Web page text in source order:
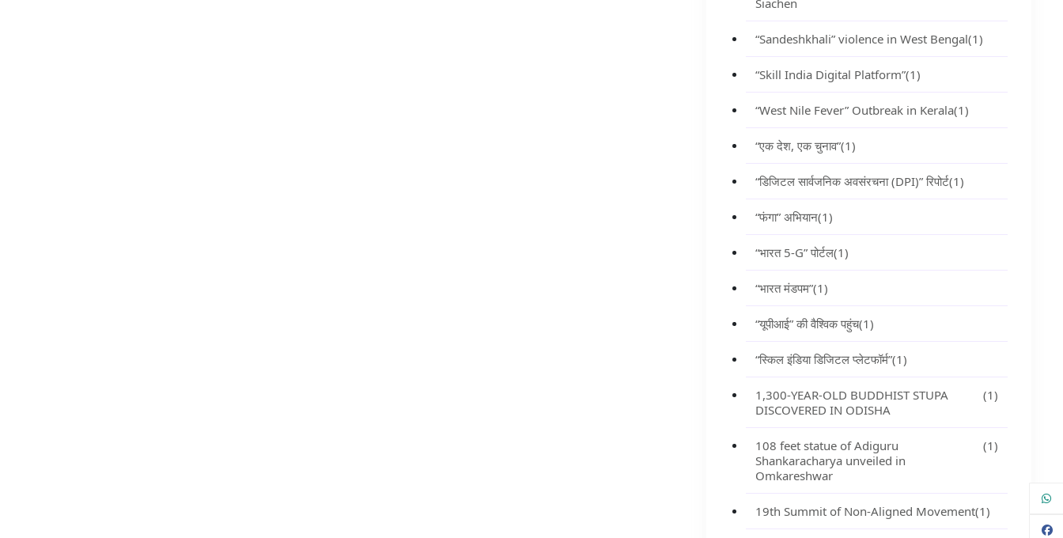
Siachen
“Sandeshkhali” violence in West Bengal(1)
“Skill India Digital Platform”(1)
“West Nile Fever” Outbreak in Kerala(1)
“एक देश, एक चुनाव”(1)
“डिजिटल सार्वजनिक अवसंरचना (DPI)” रिपोर्ट(1)
“फंगा” अभियान(1)
“भारत 5-G” पोर्टल(1)
“भारत मंडपम”(1)
“यूपीआई” की वैश्विक पहुंच(1)
“स्किल इंडिया डिजिटल प्लेटफॉर्म”(1)
1,300-YEAR-OLD BUDDHIST STUPA
DISCOVERED IN ODISHA
(1)
108 feet statue of Adiguru
Shankaracharya unveiled in
Omkareshwar
(1)
19th Summit of Non-Aligned Movement(1)